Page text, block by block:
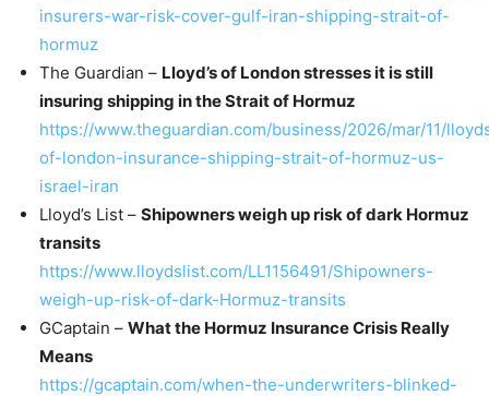
insurers-war-risk-cover-gulf-iran-shipping-strait-of-
hormuz
The Guardian – Lloyd’s of London stresses it is still
insuring shipping in the Strait of Hormuz
https://www.theguardian.com/business/2026/mar/11/
of-london-insurance-shipping-strait-of-hormuz-us-
israel-iran
Lloyd’s List – Shipowners weigh up risk of dark Hormuz
transits
https://www.lloydslist.com/LL1156491/Shipowners-
weigh-up-risk-of-dark-Hormuz-transits
GCaptain – What the Hormuz Insurance Crisis Really
Means
https://gcaptain.com/when-the-underwriters-blinked-